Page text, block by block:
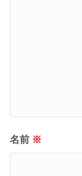
名前 ※